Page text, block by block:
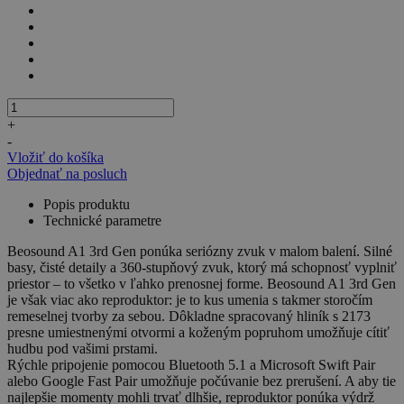
+
-
Vložiť do košíka
Objednať na posluch
Popis produktu
Technické parametre
Beosound A1 3rd Gen ponúka seriózny zvuk v malom balení. Silné
basy, čisté detaily a 360-stupňový zvuk, ktorý má schopnosť vyplniť
priestor – to všetko v ľahko prenosnej forme. Beosound A1 3rd Gen
je však viac ako reproduktor: je to kus umenia s takmer storočím
remeselnej tvorby za sebou. Dôkladne spracovaný hliník s 2173
presne umiestnenými otvormi a koženým popruhom umožňuje cítiť
hudbu pod vašimi prstami.
Rýchle pripojenie pomocou Bluetooth 5.1 a Microsoft Swift Pair
alebo Google Fast Pair umožňuje počúvanie bez prerušení. A aby tie
najlepšie momenty mohli trvať dlhšie, reproduktor ponúka výdrž